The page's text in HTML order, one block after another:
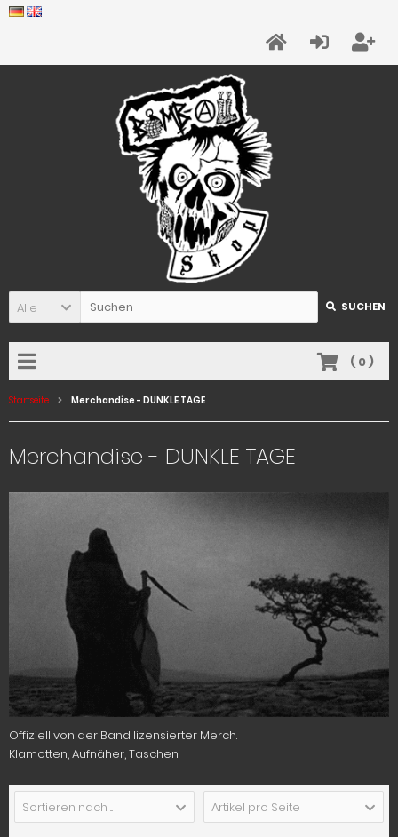
Alle SUCHEN
( 0)
Startseite Merchandise - DUNKLE TAGE
Merchandise - DUNKLE TAGE
Offiziell von der Band lizensierter Merch.
Klamotten, Aufnäher, Taschen.
Sortieren nach ... Artikel pro Seite